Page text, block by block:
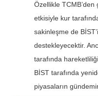
Özellikle TCMB’den
etkisiyle kur
sakinleşme de
destekleyecektir.
tarafında
BİST tarafında
piyasaların